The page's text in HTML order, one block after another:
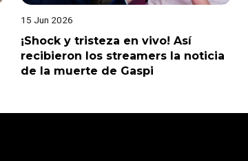
15 Jun 2026
¡Shock y tristeza en vivo! Así
recibieron los streamers la noticia
de la muerte de Gaspi